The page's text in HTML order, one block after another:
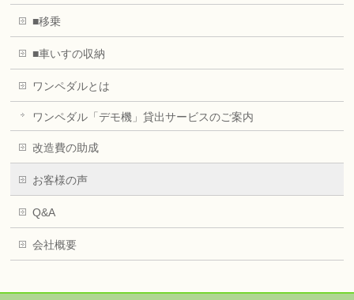
■移乗
■車いすの収納
ワンペダルとは
ワンペダル「デモ機」貸出サービスのご案内
改造費の助成
お客様の声
Q&A
会社概要